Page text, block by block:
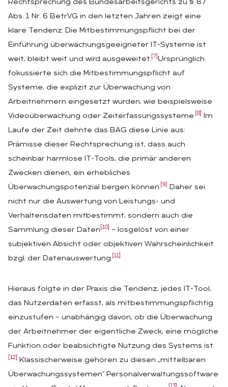
Rechtsprechung des Bundesarbeitsgerichts zu § 87
Abs. 1 Nr. 6 BetrVG in den letzten Jahren zeigt eine
klare Tendenz: Die Mitbestimmungspflicht bei der
Einführung überwachungsgeeigneter IT-Systeme ist
weit, bleibt weit und wird ausgeweitet. [7] Ursprünglich
fokussierte sich die Mitbestimmungspflicht auf
Systeme, die explizit zur Überwachung von
Arbeitnehmern eingesetzt wurden, wie beispielsweise
Videoüberwachung oder Zeiterfassungssysteme. [8]
Im
Laufe der Zeit dehnte das BAG diese Linie aus:
Prämisse dieser Rechtsprechung ist, dass auch
scheinbar harmlose IT-Tools, die primär anderen
Zwecken dienen, ein erhebliches
Überwachungspotenzial bergen können. [9]
Daher sei
nicht nur die Auswertung von Leistungs- und
Verhaltensdaten mitbestimmt, sondern auch die
Sammlung dieser Daten [10]
– losgelöst von einer
subjektiven Absicht oder objektiven Wahrscheinlichkeit
bzgl. der Datenauswertung. [11]
Hieraus folgte in der Praxis die Tendenz, jedes IT-Tool,
das Nutzerdaten erfasst, als mitbestimmungspflichtig
einzustufen – unabhängig davon, ob die Überwachung
der Arbeitnehmer der eigentliche Zweck, eine mögliche
Funktion oder beabsichtigte Nutzung des Systems ist.
[12]
Klassischerweise gehören zu diesen „mittelbaren
Überwachungssystemen“ Personalverwaltungssoftware